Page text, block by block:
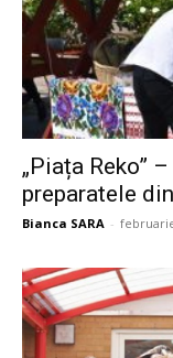
„Piața Reko”
preparatele
Bianca SARA -